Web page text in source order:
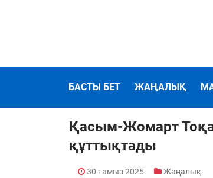
БАСТЫ БЕТ ЖАҢАЛЫҚ
Қасым-Жомарт
құттықтады
30 тамыз 2025 Жаңалық